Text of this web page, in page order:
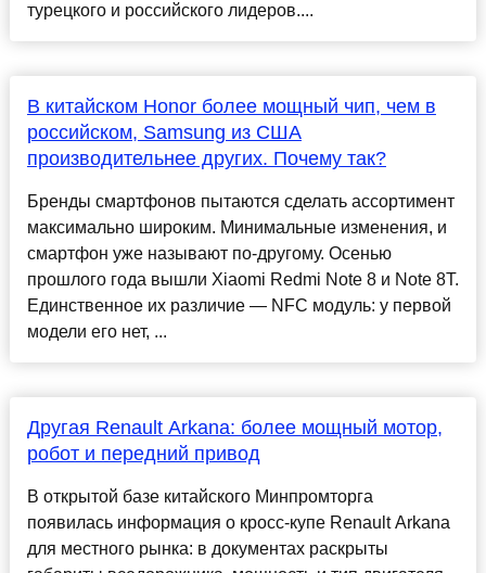
турецкого и российского лидеров....
В китайском Honor более мощный чип, чем в
российском, Samsung из США
производительнее других. Почему так?
Бренды смартфонов пытаются сделать ассортимент
максимально широким. Минимальные изменения, и
смартфон уже называют по-другому. Осенью
прошлого года вышли Xiaomi Redmi Note 8 и Note 8T.
Единственное их различие — NFC модуль: у первой
модели его нет, ...
Другая Renault Arkana: более мощный мотор,
робот и передний привод
В открытой базе китайского Минпромторга
появилась информация о кросс-купе Renault Arkana
для местного рынка: в документах раскрыты